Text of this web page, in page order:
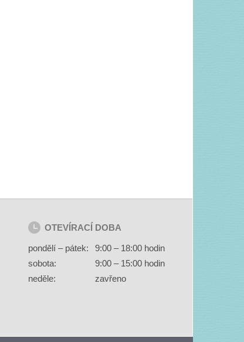
OTEVÍRACÍ DOBA
pondělí – pátek:
9:00 – 18:00 hodin
sobota:
9:00 – 15:00 hodin
neděle:
zavřeno